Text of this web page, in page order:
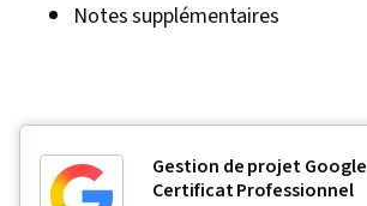
Notes supplémentaires
Gestion de projet Google
Certificat Professionnel